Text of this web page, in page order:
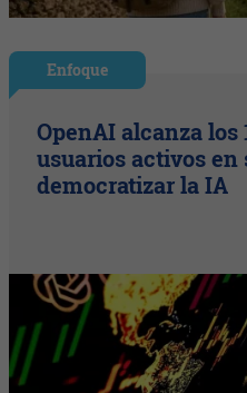
Enfoque
OpenAI alcanza los
usuarios activos en
democratizar la IA